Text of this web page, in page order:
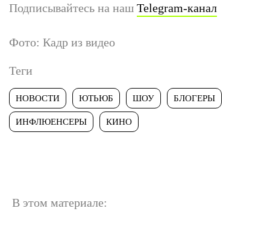
Подписывайтесь на наш Telegram-канал
Фото: Кадр из видео
Теги
НОВОСТИ ЮТЬЮБ ШОУ БЛОГЕРЫ
ИНФЛЮЕНСЕРЫ КИНО
В этом материале: